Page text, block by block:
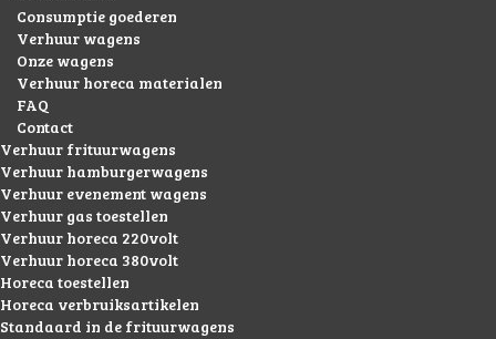
Consumptie goederen
Verhuur wagens
Onze wagens
Verhuur horeca materialen
FAQ
Contact
Verhuur frituurwagens
Verhuur hamburgerwagens
Verhuur evenement wagens
Verhuur gas toestellen
Verhuur horeca 220volt
Verhuur horeca 380volt
Horeca toestellen
Horeca verbruiksartikelen
Standaard in de frituurwagens